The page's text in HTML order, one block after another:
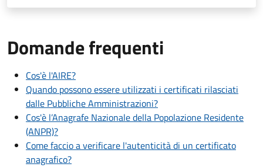
Domande frequenti
Cos'è l'AIRE?
Quando possono essere utilizzati i certificati rilasciati
dalle Pubbliche Amministrazioni?
Cos'è l’Anagrafe Nazionale della Popolazione Residente
(ANPR)?
Come faccio a verificare l'autenticità di un certificato
anagrafico?